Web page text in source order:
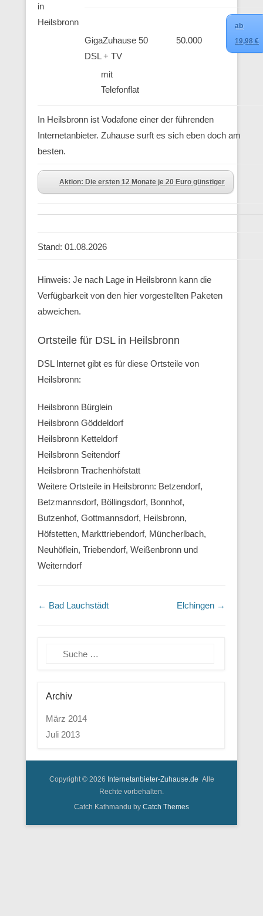
in
Heilsbronn
GigaZuhause 50
DSL + TV
mit
Telefonflat
50.000
ab
19,98 €
In Heilsbronn ist Vodafone einer der führenden
Internetanbieter. Zuhause surft es sich eben doch am
besten.
Aktion: Die ersten 12 Monate je 20 Euro günstiger
Stand: 01.08.2026
Hinweis: Je nach Lage in Heilsbronn kann die
Verfügbarkeit von den hier vorgestellten Paketen
abweichen.
Ortsteile für DSL in Heilsbronn
DSL Internet gibt es für diese Ortsteile von
Heilsbronn:
Heilsbronn Bürglein
Heilsbronn Göddeldorf
Heilsbronn Ketteldorf
Heilsbronn Seitendorf
Heilsbronn Trachenhöfstatt
Weitere Ortsteile in Heilsbronn: Betzendorf,
Betzmannsdorf, Böllingsdorf, Bonnhof,
Butzenhof, Gottmannsdorf, Heilsbronn,
Höfstetten, Markttriebendorf, Müncherlbach,
Neuhöflein, Triebendorf, Weißenbronn und
Weiterndorf
Beitragsnavigation
← Bad Lauchstädt Elchingen →
Suchen
Archiv
März 2014
Juli 2013
Copyright © 2026 Internetanbieter-Zuhause.de Alle
Rechte vorbehalten.
Catch Kathmandu by Catch Themes